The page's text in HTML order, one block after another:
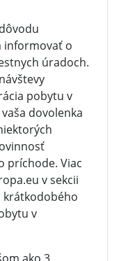
informovať o
úradoch.
pobytu v
dovolenka
príchode. Viac
v sekcii
krátkodobého
v